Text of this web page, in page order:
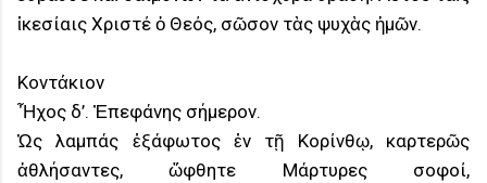
ἱκεσίαις Χριστέ ὁ Θεός, σῶσον τὰς ψυχὰς ἡμῶν.
Κοντάκιον
Ἦχος δ’. Ἐπεφάνης σήμερον.
Ὡς λαμπάς ἑξάφωτος ἐν τῇ Κορίνθῳ, καρτερῶς
ἀθλήσαντες, ὤφθητε Μάρτυρες σοφοί,